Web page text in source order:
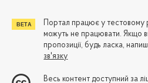
Портал працює у тестовому
можуть не працювати. Якщо
пропозиції, будь ласка,
зв'язку
Весь контент доступний за